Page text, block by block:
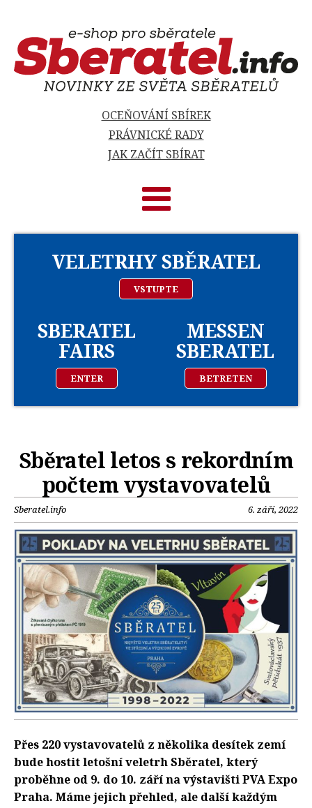
OCEŇOVÁNÍ SBÍREK
PRÁVNICKÉ RADY
JAK ZAČÍT SBÍRAT
VELETRHY SBĚRATEL
VSTUPTE
SBERATEL
FAIRS
ENTER
MESSEN
SBERATEL
BETRETEN
Sběratel letos s rekordním
počtem vystavovatelů
Sberatel.info 6. září, 2022
Přes 220 vystavovatelů z několika desítek zemí
bude hostit letošní veletrh Sběratel, který
proběhne od 9. do 10. září na výstavišti PVA Expo
Praha. Máme jejich přehled, ale další každým